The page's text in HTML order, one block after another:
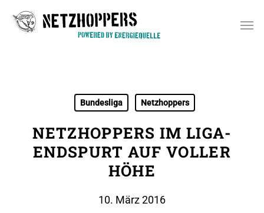
Bundesliga Netzhoppers
NETZHOPPERS IM LIGA-
ENDSPURT AUF VOLLER
HÖHE
10. März 2016